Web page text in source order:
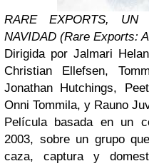
RARE EXPORTS, UN
NAVIDAD (Rare Exports:
Dirigida por Jalmari
Christian Ellefsen,
Jonathan Hutchings,
Onni Tommila, y Rauno
Película basada en un
2003, sobre un grupo
caza, captura y